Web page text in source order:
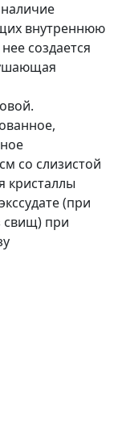
внутреннюю
создается
со слизистой
кристаллы
(при
свищ) при